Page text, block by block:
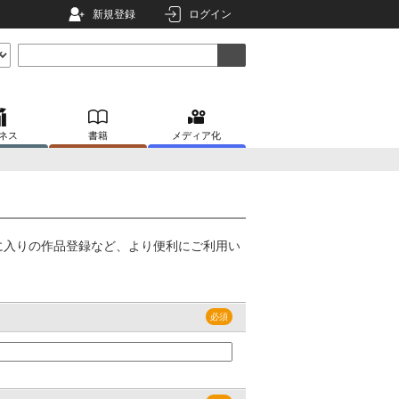
新規登録 ログイン
ス 書籍 メディア化
りの作品登録など、より便利にご利用い